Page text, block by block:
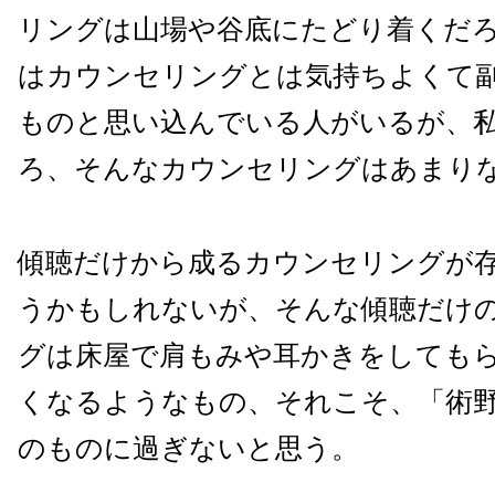
リングは山場や谷底にたどり着くだ
はカウンセリングとは気持ちよくて
ものと思い込んでいる人がいるが、
ろ、そんなカウンセリングはあまり
傾聴だけから成るカウンセリングが
うかもしれないが、そんな傾聴だけ
グは床屋で肩もみや耳かきをしても
くなるようなもの、それこそ、「術
のものに過ぎないと思う。